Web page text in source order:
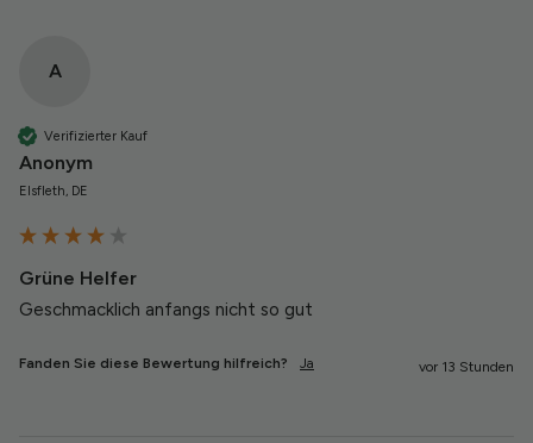
A
Verifizierter Kauf
Anonym
Elsfleth, DE
Grüne Helfer
Geschmacklich anfangs nicht so gut
Fanden Sie diese Bewertung hilfreich? Ja vor 13 Stunden